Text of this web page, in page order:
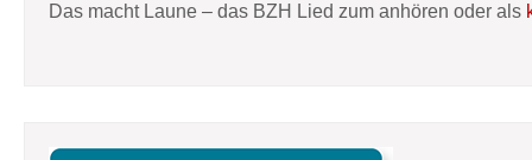
Das macht Laune – das BZH Lied zum anhören oder als